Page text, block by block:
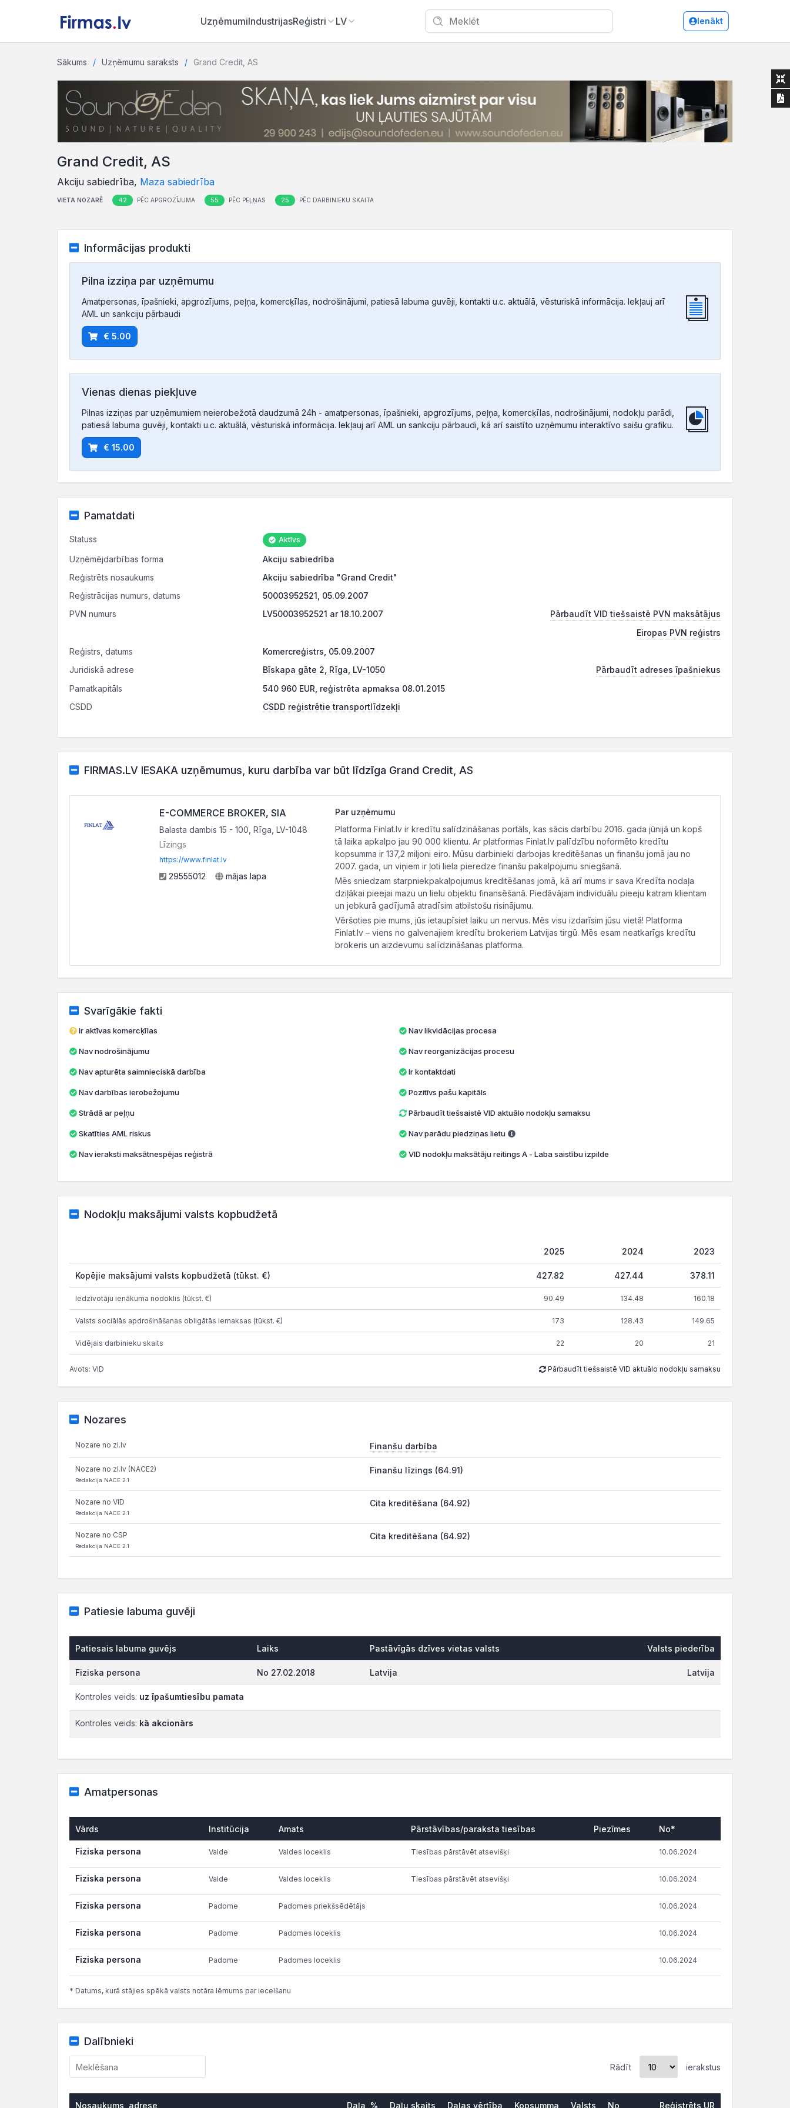
UzņēmumiIndustrijasReģistri LV Ienākt
Sākums Uzņēmumu saraksts Grand Credit, AS
Grand Credit, AS
Akciju sabiedrība, Maza sabiedrība
VIETA NOZARĒ 42 PĒC APGROZĪJUMA 55 PĒC PEĻŅAS 25 PĒC DARBINIEKU SKAITA
Informācijas produkti
Pilna izziņa par uzņēmumu
Amatpersonas, īpašnieki, apgrozījums, peļņa, komercķīlas, nodrošinājumi, patiesā labuma guvēji, kontakti u.c. aktuālā, vēsturiskā informācija. Iekļauj arī
AML un sankciju pārbaudi
€ 5.00
Vienas dienas piekļuve
Pilnas izziņas par uzņēmumiem neierobežotā daudzumā 24h - amatpersonas, īpašnieki, apgrozījums, peļņa, komercķīlas, nodrošinājumi, nodokļu parādi,
patiesā labuma guvēji, kontakti u.c. aktuālā, vēsturiskā informācija. Iekļauj arī AML un sankciju pārbaudi, kā arī saistīto uzņēmumu interaktīvo saišu grafiku.
€ 15.00
Pamatdati
Statuss Aktīvs
Uzņēmējdarbības forma
Akciju sabiedrība
Reģistrēts nosaukums
Akciju sabiedrība "Grand Credit"
Reģistrācijas numurs, datums
50003952521, 05.09.2007
PVN numurs
LV50003952521 ar 18.10.2007
Pārbaudīt VID tiešsaistē PVN maksātājus
Eiropas PVN reģistrs
Reģistrs, datums
Komercreģistrs, 05.09.2007
Juridiskā adrese
Bīskapa gāte 2, Rīga, LV-1050
Pārbaudīt adreses īpašniekus
Pamatkapitāls
540 960 EUR, reģistrēta apmaksa 08.01.2015
CSDD
CSDD reģistrētie transportlīdzekļi
FIRMAS.LV IESAKA uzņēmumus, kuru darbība var būt līdzīga Grand Credit, AS
E-COMMERCE BROKER, SIA
Balasta dambis 15 - 100, Rīga, LV-1048
Līzings
https://www.finlat.lv
29555012 mājas lapa
Par uzņēmumu
Platforma Finlat.lv ir kredītu salīdzināšanas portāls, kas sācis darbību 2016. gada jūnijā un kopš
tā laika apkalpo jau 90 000 klientu. Ar platformas Finlat.lv palīdzību noformēto kredītu
kopsumma ir 137,2 miljoni eiro. Mūsu darbinieki darbojas kreditēšanas un finanšu jomā jau no
2007. gada, un viņiem ir ļoti liela pieredze finanšu pakalpojumu sniegšanā.
Mēs sniedzam starpniekpakalpojumus kreditēšanas jomā, kā arī mums ir sava Kredīta nodaļa
dziļākai pieejai mazu un lielu objektu finansēšanā. Piedāvājam individuālu pieeju katram klientam
un jebkurā gadījumā atradīsim atbilstošu risinājumu.
Vēršoties pie mums, jūs ietaupīsiet laiku un nervus. Mēs visu izdarīsim jūsu vietā! Platforma
Finlat.lv – viens no galvenajiem kredītu brokeriem Latvijas tirgū. Mēs esam neatkarīgs kredītu
brokeris un aizdevumu salīdzināšanas platforma.
Svarīgākie fakti
Ir aktīvas komercķīlas
Nav nodrošinājumu
Nav apturēta saimnieciskā darbība
Nav darbības ierobežojumu
Strādā ar peļņu
Skatīties AML riskus
Nav ieraksti maksātnespējas reģistrā
Nav likvidācijas procesa
Nav reorganizācijas procesu
Ir kontaktdati
Pozitīvs pašu kapitāls
Pārbaudīt tiešsaistē VID aktuālo nodokļu samaksu
Nav parādu piedziņas lietu
VID nodokļu maksātāju reitings A - Laba saistību izpilde
Nodokļu maksājumi valsts kopbudžetā
2025 2024 2023
Kopējie maksājumi valsts kopbudžetā (tūkst. €) 427.82 427.44 378.11
Iedzīvotāju ienākuma nodoklis (tūkst. €) 90.49 134.48 160.18
Valsts sociālās apdrošināšanas obligātās iemaksas (tūkst. €) 173 128.43 149.65
Vidējais darbinieku skaits 22 20 21
Avots: VID Pārbaudīt tiešsaistē VID aktuālo nodokļu samaksu
Nozares
Nozare no zl.lv Finanšu darbība
Nozare no zl.lv (NACE2)
Redakcija NACE 2.1
Finanšu līzings (64.91)
Nozare no VID
Redakcija NACE 2.1
Cita kreditēšana (64.92)
Nozare no CSP
Redakcija NACE 2.1
Cita kreditēšana (64.92)
Patiesie labuma guvēji
Patiesais labuma guvējs Laiks Pastāvīgās dzīves vietas valsts Valsts piederība
Fiziska persona No 27.02.2018 Latvija Latvija
Kontroles veids: uz īpašumtiesību pamata
Kontroles veids: kā akcionārs
Amatpersonas
Vārds Institūcija Amats Pārstāvības/paraksta tiesības Piezīmes No*
Fiziska persona Valde Valdes loceklis Tiesības pārstāvēt atsevišķi 10.06.2024
Fiziska persona Valde Valdes loceklis Tiesības pārstāvēt atsevišķi 10.06.2024
Fiziska persona Padome Padomes priekšsēdētājs 10.06.2024
Fiziska persona Padome Padomes loceklis 10.06.2024
Fiziska persona Padome Padomes loceklis 10.06.2024
* Datums, kurā stājies spēkā valsts notāra lēmums par iecelšanu
Dalībnieki
Rādīt ierakstus
Nosaukums, adrese Daļa, % Daļu skaits Daļas vērtība Kopsumma Valsts No Reģistrēts UR